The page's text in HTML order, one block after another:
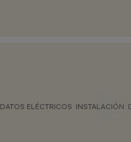
DATOS ELÉCTRICOS INSTALACIÓN